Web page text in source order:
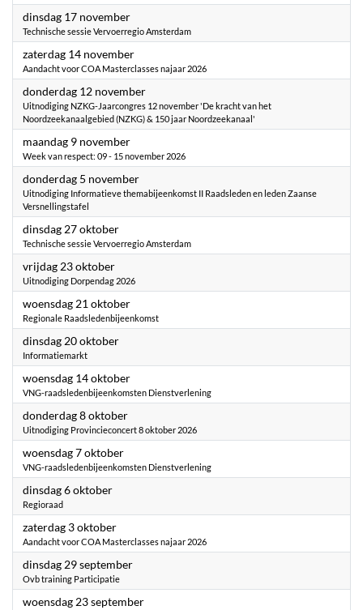
dinsdag 17 november2026
Technische sessie Vervoerregio Amsterdam
zaterdag 14 november2026
Aandacht voor COA Masterclasses najaar 2026
donderdag 12 november2026
Uitnodiging NZKG-Jaarcongres 12 november 'De kracht van het
Noordzeekanaalgebied (NZKG) & 150 jaar Noordzeekanaal'
maandag 9 november2026
Week van respect: 09 - 15 november 2026
donderdag 5 november2026
Uitnodiging Informatieve themabijeenkomst II Raadsleden en leden Zaanse
Versnellingstafel
dinsdag 27 oktober2026
Technische sessie Vervoerregio Amsterdam
vrijdag 23 oktober2026
Uitnodiging Dorpendag 2026
woensdag 21 oktober2026
Regionale Raadsledenbijeenkomst
dinsdag 20 oktober2026
Informatiemarkt
woensdag 14 oktober2026
VNG-raadsledenbijeenkomsten Dienstverlening
donderdag 8 oktober2026
Uitnodiging Provincieconcert 8 oktober 2026
woensdag 7 oktober2026
VNG-raadsledenbijeenkomsten Dienstverlening
dinsdag 6 oktober2026
Regioraad
zaterdag 3 oktober2026
Aandacht voor COA Masterclasses najaar 2026
dinsdag 29 september2026
Ovb training Participatie
woensdag 23 september2026